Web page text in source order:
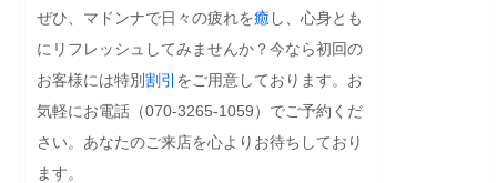
ぜひ、マドンナで日々の疲れを癒 し、心身とも
にリフレッシュしてみませんか？今なら初回の
お客様には特別割引 をご用意しております。お
気軽にお電話（070-3265-1059）でご予約くだ
さい。あなたのご来店を心よりお待ちしており
ます。